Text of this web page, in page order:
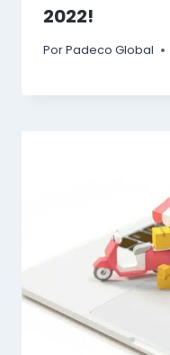
2022!
PorPadeco Global